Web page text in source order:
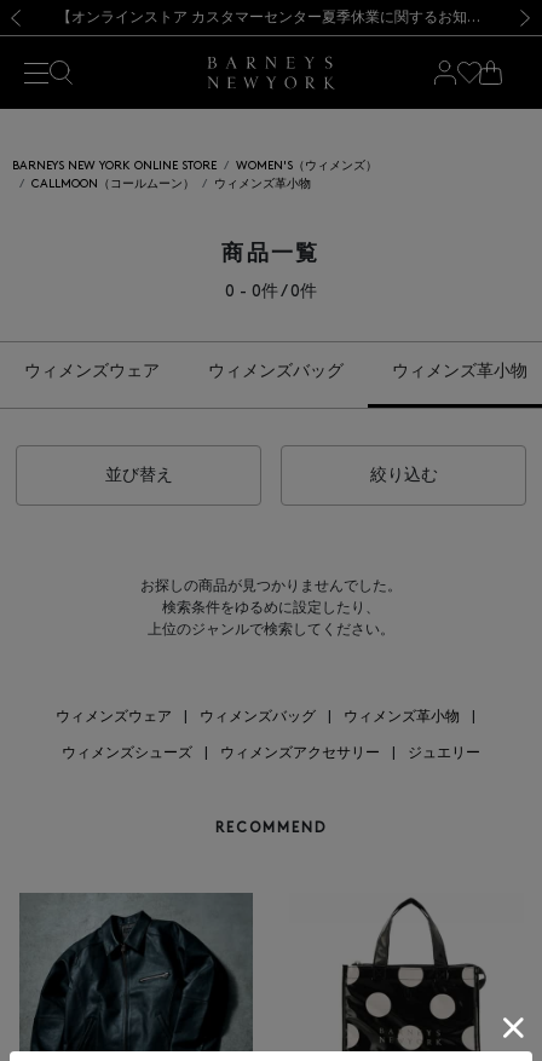
新規登録のお客様も対象！＜MY BARNEYS＞会員のお客様は11,000円（税込）以上のお買上げで常時送料無料！お買い物の際は会員登録を！
【夏季休業に伴う出荷一時停止のお知らせ】(2026.8.7) 【オンラインストア カスタマーセンター夏季休業に関するお知らせ】（2026.8.7）
【夏季休業に伴う返品・交換承り一時停止のお知らせ】（2026.8.5）
熊本県を中心とした地震の影響によるお荷物のお届けについて
【開催中】SUMMER SALEのご案内・ご注意事項 新規登録のお客様も対象！＜MY BARNEYS＞会員のお客様は11,000円（税込）以上のお買上げで常時送料無料！お買い物の際は会員登録を！
【夏季休業に伴う出荷一時停止のお知らせ】(2026.8.7)
BARNEYS NEW YORK ONLINE STORE
WOMEN'S（ウィメンズ）
CALLMOON（コールムーン）
ウィメンズ革小物
商品一覧
0 - 0件 / 0件
ウィメンズウェア ウィメンズバッグ ウィメンズ革小物
並び替え 絞り込む
お探しの商品が見つかりませんでした。
検索条件をゆるめに設定したり、
上位のジャンルで検索してください。
ウィメンズウェア ウィメンズバッグ ウィメンズ革小物
ウィメンズシューズ ウィメンズアクセサリー ジュエリー
RECOMMEND